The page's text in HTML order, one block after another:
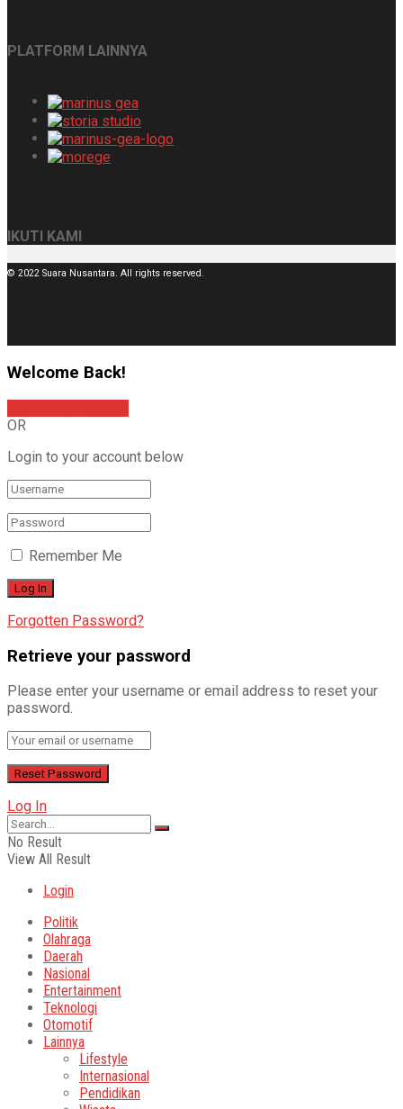
PLATFORM LAINNYA
IKUTI KAMI
© 2022 Suara Nusantara. All rights reserved.
Welcome Back!
OR
Login to your account below
Remember Me
Forgotten Password?
Retrieve your password
Please enter your username or email address to reset your
password.
Log In
No Result
View All Result
Login
Politik
Olahraga
Daerah
Nasional
Entertainment
Teknologi
Otomotif
Lainnya
Lifestyle
Internasional
Pendidikan